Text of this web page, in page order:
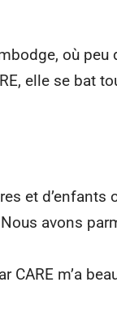
où peu
elle se bat
et d’enfants
avons
m’a